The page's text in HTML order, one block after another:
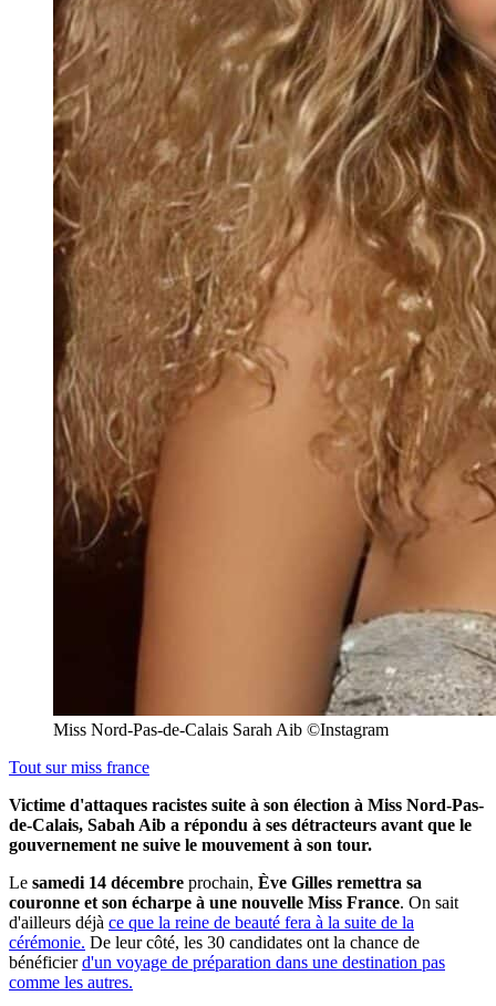
Miss Nord-Pas-de-Calais Sarah Aib ©Instagram
Tout surmiss france
Victime d'attaques racistes suite à son élection à Miss Nord-Pas-
de-Calais, Sabah Aib a répondu à ses détracteurs avant que le
gouvernement ne suive le mouvement à son tour.
Le samedi 14 décembre prochain, Ève Gilles remettra sa
couronne et son écharpe à une nouvelle Miss France. On sait
d'ailleurs déjà ce que la reine de beauté fera à la suite de la
cérémonie. De leur côté, les 30 candidates ont la chance de
bénéficierd'un voyage de préparation dans une destination pas
comme les autres.